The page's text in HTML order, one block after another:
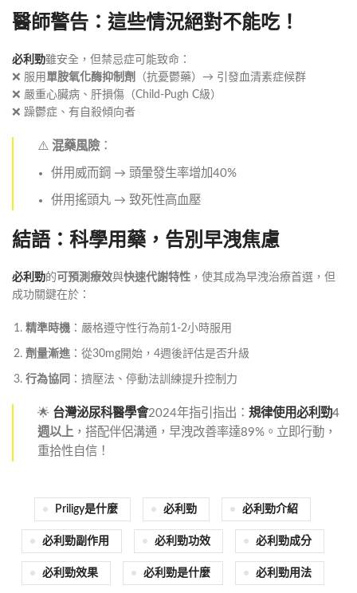
醫師警告：這些情況絕對不能吃！
必利勁雖安全，但禁忌症可能致命：
❌ 服用 單胺氧化酶抑制劑
（抗憂鬱藥）→ 引發血清素症候群
❌ 嚴重心臟病、肝損傷（Child-Pugh C級）
❌ 躁鬱症、有自殺傾向者
⚠️ 混藥風險：
併用威而鋼 → 頭暈發生率增加40%
併用搖頭丸 → 致死性高血壓
結語：科學用藥，告別早洩焦慮
必利勁的 可預測療效與快速代謝特性 ，使其成為早洩治療首選，但
成功關鍵在於：
精準時機 ：嚴格遵守性行為前1-2小時服用
劑量漸進 ：從30mg開始，4週後評估是否升級
行為協同 ：擠壓法、停動法訓練提升控制力
🌟 台灣泌尿科醫學會2024年指引指出： 規律使用必利勁4
週以上 ，搭配伴侶溝通，早洩改善率達89%。立即行動，
重拾性自信！
Priligy是什麼 必利勁 必利勁介紹
必利勁副作用 必利勁功效 必利勁成分
必利勁效果 必利勁是什麼 必利勁用法